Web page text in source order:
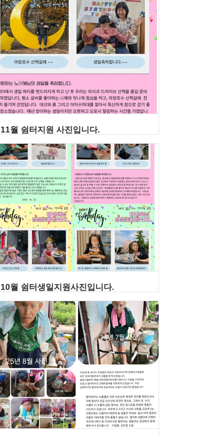
11월 쉼터지원 사진입니다.
10월 쉼터생일지원사진입니다.